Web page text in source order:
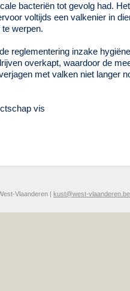
bacteriën tot gevolg had. Het
voltijds een valkenier in
werpen.
reglementering inzake
overkapt, waardoor de
met valken niet langer
vis
Vlaanderen | kust@west-vlaanderen.be